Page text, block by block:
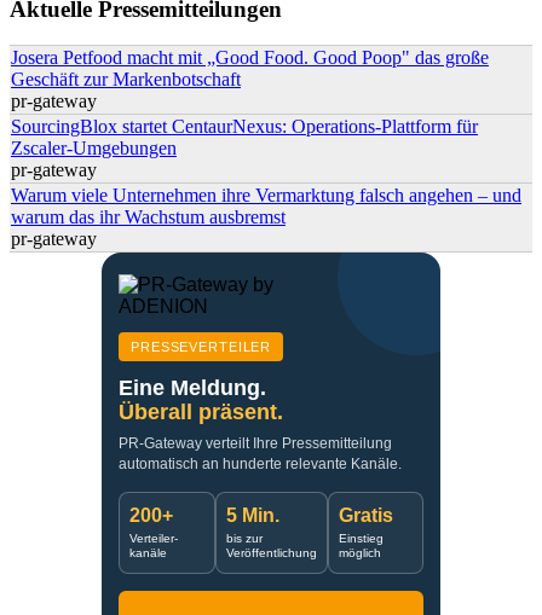
Aktuelle Pressemitteilungen
Josera Petfood macht mit „Good Food. Good Poop" das große
Geschäft zur Markenbotschaft
pr-gateway
SourcingBlox startet CentaurNexus: Operations-Plattform für
Zscaler-Umgebungen
pr-gateway
Warum viele Unternehmen ihre Vermarktung falsch angehen – und
warum das ihr Wachstum ausbremst
pr-gateway
PRESSEVERTEILER
Eine Meldung.
Überall präsent.
PR-Gateway verteilt Ihre Pressemitteilung
automatisch an hunderte relevante Kanäle.
200+
Verteiler-
kanäle
5 Min.
bis zur
Veröffentlichung
Gratis
Einstieg
möglich